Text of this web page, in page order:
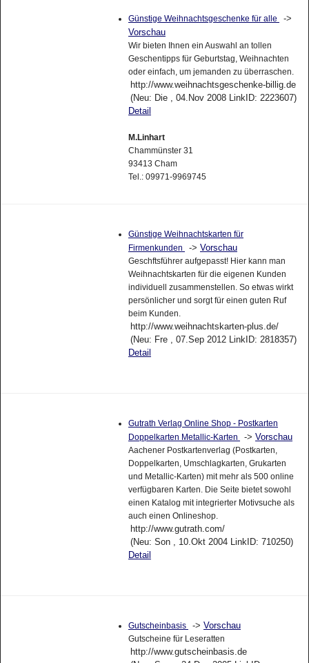
Günstige Weihnachtsgeschenke für alle
->
Vorschau
Wir bieten Ihnen ein Auswahl an tollen
Geschentipps für Geburtstag, Weihnachten
oder einfach, um jemanden zu überraschen.
http://www.weihnachtsgeschenke-billig.de
(Neu: Die , 04.Nov 2008 LinkID: 2223607)
Detail
M.Linhart
Chammünster 31
93413 Cham
Tel.: 09971-9969745
Günstige Weihnachtskarten für
Firmenkunden
-> Vorschau
Geschftsführer aufgepasst! Hier kann man
Weihnachtskarten für die eigenen Kunden
individuell zusammenstellen. So etwas wirkt
persönlicher und sorgt für einen guten Ruf
beim Kunden.
http://www.weihnachtskarten-plus.de/
(Neu: Fre , 07.Sep 2012 LinkID: 2818357)
Detail
Gutrath Verlag Online Shop - Postkarten
Doppelkarten Metallic-Karten
-> Vorschau
Aachener Postkartenverlag (Postkarten,
Doppelkarten, Umschlagkarten, Grukarten
und Metallic-Karten) mit mehr als 500 online
verfügbaren Karten. Die Seite bietet sowohl
einen Katalog mit integrierter Motivsuche als
auch einen Onlineshop.
http://www.gutrath.com/
(Neu: Son , 10.Okt 2004 LinkID: 710250)
Detail
Gutscheinbasis -> Vorschau
Gutscheine für Leseratten
http://www.gutscheinbasis.de